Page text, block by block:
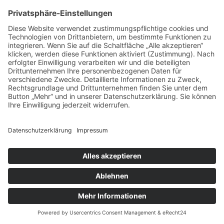
und Wirkkräfte des Kollektiven Unbewussten
Im Tarot finden wir die Hauptarchetypen als
Charaktere oder Erfahrungen in den Karten 0-
21 der Großen Arkana.
NÄCHSTER
Arkana
Datenschutzerklärung